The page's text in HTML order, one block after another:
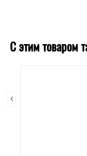
С этим товаром